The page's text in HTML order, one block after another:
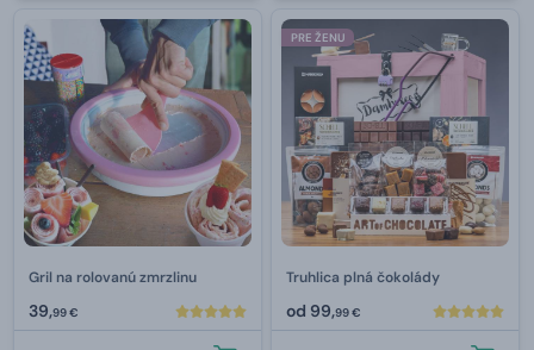
Gril na rolovanú zmrzlinu
39,99 €
PRE ŽENU
Truhlica plná čokolády
od 99,99 €